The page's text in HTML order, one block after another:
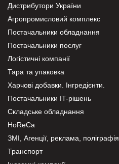
Дистрибутори України
Агропромисловий комплекс
Постачальники обладнання
Постачальники послуг
Логістичні компанії
Тара та упаковка
Харчові добавки. Інгредієнти.
Постачальники IT-рішень
Складське обладнання
HoReCa
ЗМІ, Агенції, реклама, поліграфія
Транспорт